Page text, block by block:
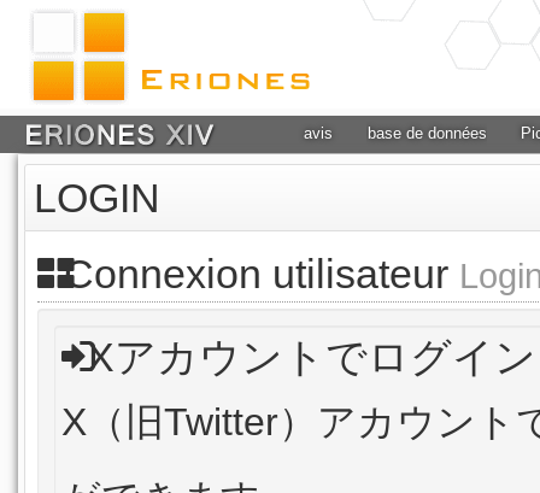
avis base de données
LOGIN
Connexion utilisateur
Xアカウントでログイン
X（旧Twitter）アカウン